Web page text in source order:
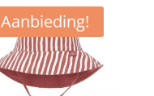
€18,95.€14,21.
Aanbieding!